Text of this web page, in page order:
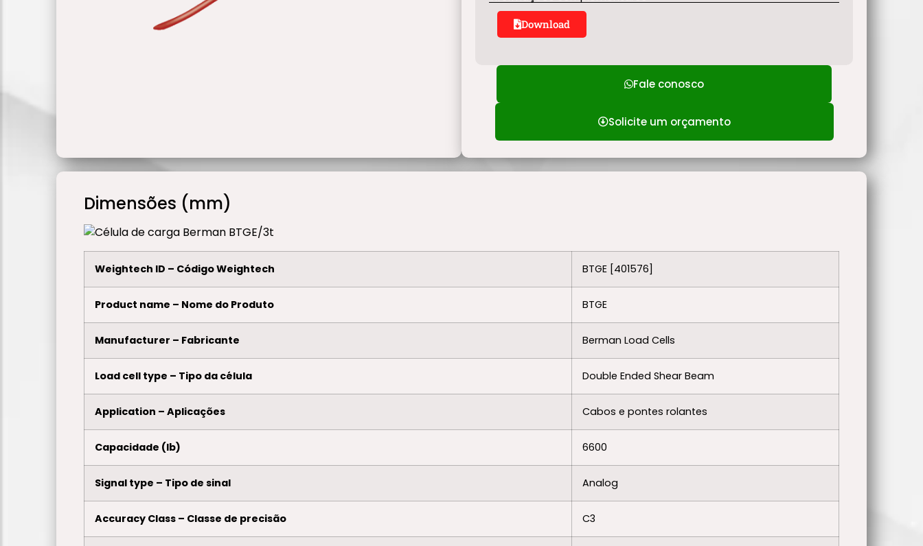
Download
Fale conosco
Solicite um orçamento
Dimensões (mm)
Weightech ID – Código Weightech BTGE [401576]
Product name – Nome do Produto BTGE
Manufacturer – Fabricante Berman Load Cells
Load cell type – Tipo da célula Double Ended Shear Beam
Application – Aplicações Cabos e pontes rolantes
Capacidade (lb) 6600
Signal type – Tipo de sinal Analog
Accuracy Class – Classe de precisão C3